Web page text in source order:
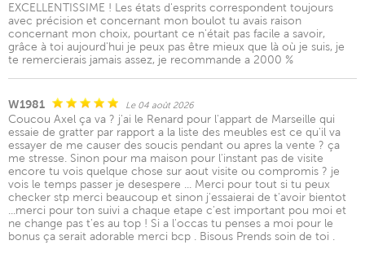
EXCELLENTISSIME ! Les états d'esprits correspondent toujours
avec précision et concernant mon boulot tu avais raison
concernant mon choix, pourtant ce n'était pas facile a savoir,
grâce à toi aujourd'hui je peux pas être mieux que là où je suis, je
te remercierais jamais assez, je recommande a 2000 %
W1981 Le 04 août 2026
Coucou Axel ça va ? j'ai le Renard pour l'appart de Marseille qui
essaie de gratter par rapport a la liste des meubles est ce qu'il va
essayer de me causer des soucis pendant ou apres la vente ? ça
me stresse. Sinon pour ma maison pour l'instant pas de visite
encore tu vois quelque chose sur aout visite ou compromis ? je
vois le temps passer je desespere ... Merci pour tout si tu peux
checker stp merci beaucoup et sinon j'essaierai de t'avoir bientot
...merci pour ton suivi a chaque etape c'est important pou moi et
ne change pas t'es au top ! Si a l'occas tu penses a moi pour le
bonus ça serait adorable merci bcp . Bisous Prends soin de toi .